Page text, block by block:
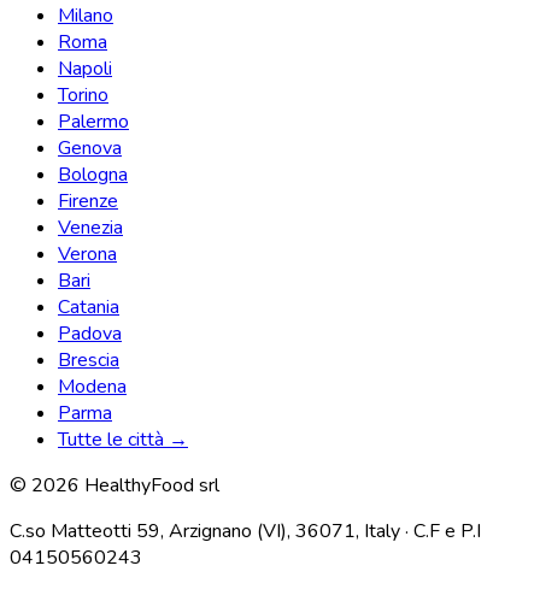
Milano
Roma
Napoli
Torino
Palermo
Genova
Bologna
Firenze
Venezia
Verona
Bari
Catania
Padova
Brescia
Modena
Parma
Tutte le città →
© 2026 HealthyFood srl
C.so Matteotti 59, Arzignano (VI), 36071, Italy · C.F e P.I
04150560243